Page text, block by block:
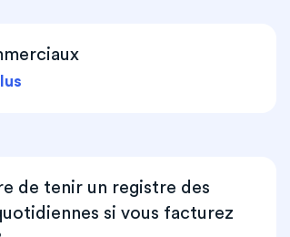
de tenir un registre des
si vous facturez